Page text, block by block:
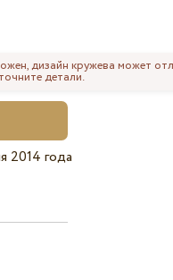
дизайн кружева может
детали.
2014 года